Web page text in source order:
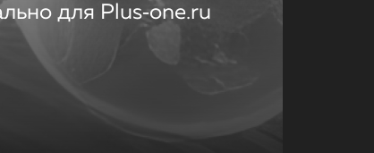
для Plus‑one.ru